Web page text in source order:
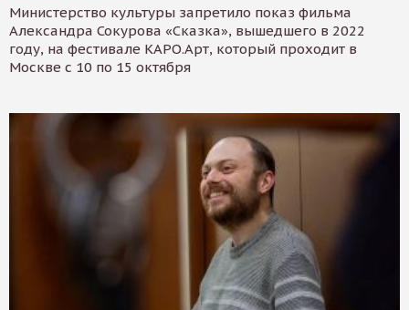
Министерство культуры запретило показ фильма
Александра Сокурова «Сказка», вышедшего в 2022
году, на фестивале КАРО.Арт, который проходит в
Москве с 10 по 15 октября